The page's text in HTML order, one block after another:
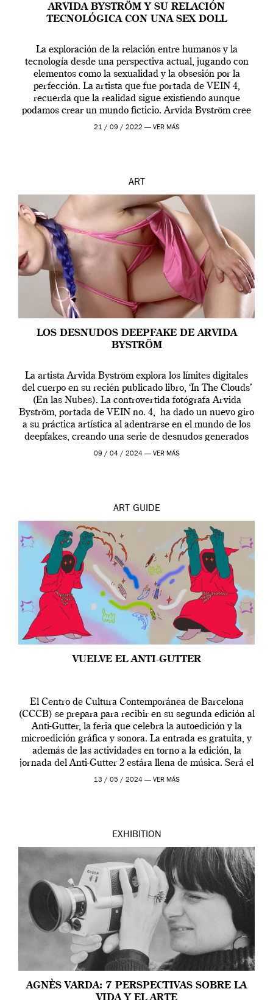
ARVIDA BYSTRÖM Y SU RELACIÓN
TECNOLÓGICA CON UNA SEX DOLL
La exploración de la relación entre humanos y la
tecnología desde una perspectiva actual, jugando con
elementos como la sexualidad y la obsesión por la
perfección. La artista que fue portada de VEIN 4,
recuerda que la realidad sigue existiendo aunque
podamos crear un mundo ficticio. Arvida Byström cree
que los humanos tienen un complejo […]
21 / 09 / 2022 — VER MÁS
ART
LOS DESNUDOS DEEPFAKE DE ARVIDA
BYSTRÖM
La artista Arvida Byström explora los límites digitales
del cuerpo en su recién publicado libro, ‘In The Clouds’
(En las Nubes). La controvertida fotógrafa Arvida
Byström, portada de VEIN no. 4, ha dado un nuevo giro
a su práctica artística al adentrarse en el mundo de los
deepfakes, creando una serie de desnudos generados
por […]
09 / 04 / 2024 — VER MÁS
ART GUIDE
VUELVE EL ANTI-GUTTER
El Centro de Cultura Contemporánea de Barcelona
(CCCB) se prepara para recibir en su segunda edición al
Anti-Gutter, la feria que celebra la autoedición y la
microedición gráfica y sonora. La entrada es gratuita, y
además de las actividades en torno a la edición, la
jornada del Anti-Gutter 2 estára llena de música. Será el
[…]
13 / 05 / 2024 — VER MÁS
EXHIBITION
AGNÈS VARDA: 7 PERSPECTIVAS SOBRE LA